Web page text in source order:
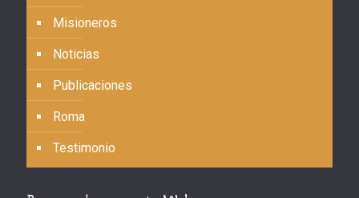
Misioneros
Noticias
Publicaciones
Roma
Testimonio